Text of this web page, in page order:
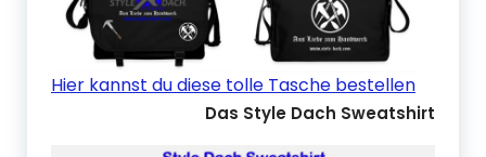
Hier kannst du diese tolle Tasche bestellen
Das Style Dach Sweatshirt